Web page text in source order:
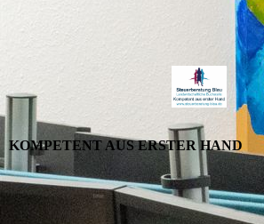
KOMPETENT AUS ERSTER HAND